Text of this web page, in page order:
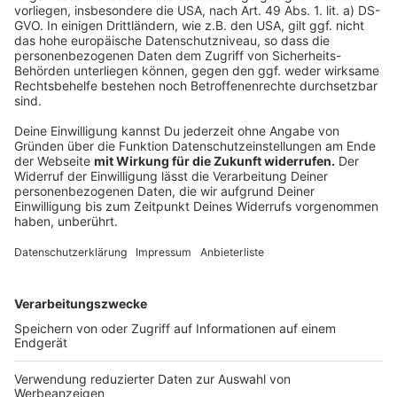
Anzeige
Welche Alltagsfehler fallen euch immer wieder auf?
Welche simplen Lifehacks haben euch überrascht oder
euch das Leben leichter gemacht? Erzählt es uns über
das Formular.
Anzeige
Anzeige
Anzeige